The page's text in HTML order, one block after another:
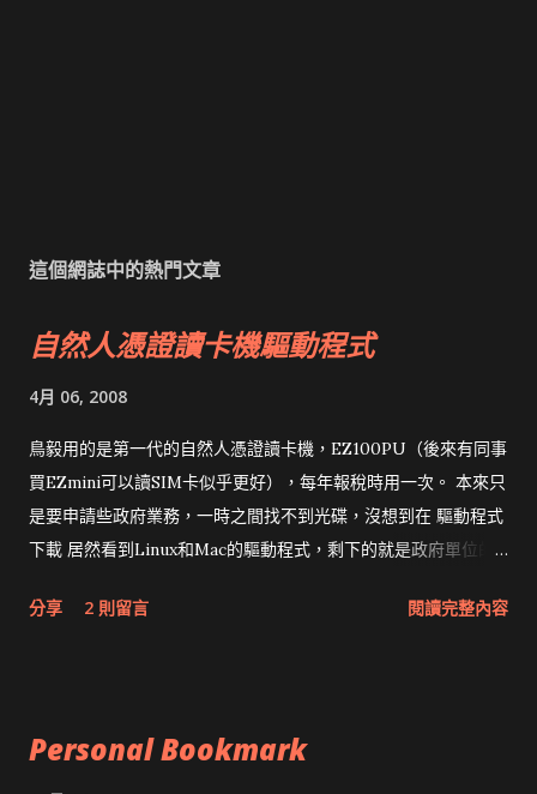
這個網誌中的熱門文章
自然人憑證讀卡機驅動程式
4月 06, 2008
鳥毅用的是第一代的自然人憑證讀卡機，EZ100PU（後來有同事
買EZmini可以讀SIM卡似乎更好），每年報稅時用一次。 本來只
是要申請些政府業務，一時之間找不到光碟，沒想到在 驅動程式
下載 居然看到Linux和Mac的驅動程式，剩下的就是政府單位的
分享 2 則留言 閱讀完整內容
Personal Bookmark